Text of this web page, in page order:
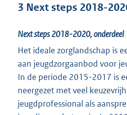
3 Next steps 2018-
Next steps 2018-2020, onderdeel
Het ideale zorglandschap is
aan jeugdzorgaanbod voor
In de periode 2015-2017 is
neergezet met veel
jeugdprofessional als